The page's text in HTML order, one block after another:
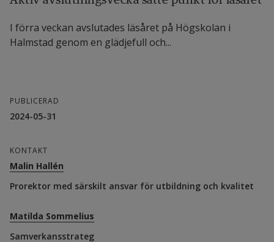
I förra veckan avslutades läsåret på Högskolan i
Halmstad genom en glädjefull och...
PUBLICERAD
2024-05-31
KONTAKT
Malin Hallén
Prorektor med särskilt ansvar för utbildning och kvalitet
Matilda Sommelius
Samverkansstrateg